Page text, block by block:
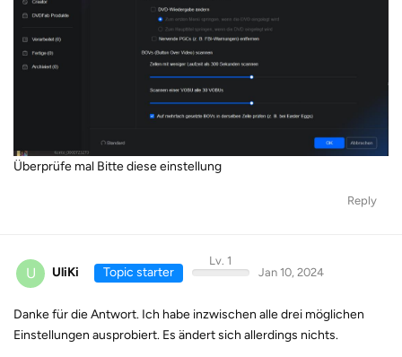
Überprüfe mal Bitte diese einstellung
Reply
U UliKi Topic starter
Lv. 1
Jan 10, 2024
Danke für die Antwort. Ich habe inzwischen alle drei möglichen
Einstellungen ausprobiert. Es ändert sich allerdings nichts.